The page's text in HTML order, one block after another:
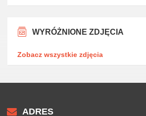
WYRÓŻNIONE ZDJĘCIA
Zobacz wszystkie zdjęcia
ADRES